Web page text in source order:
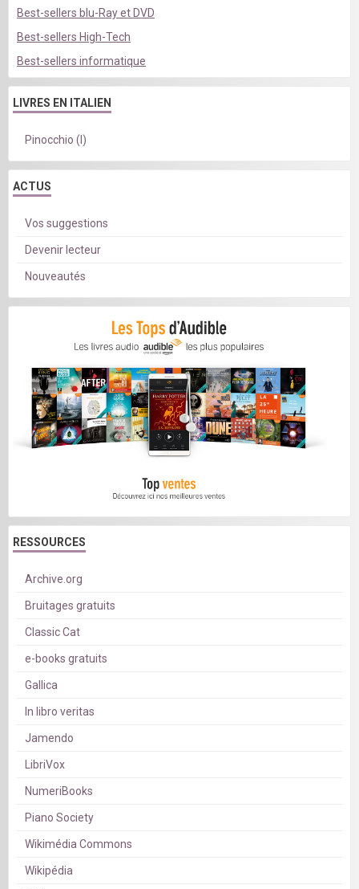
Best-sellers blu-Ray et DVD
Best-sellers High-Tech
Best-sellers informatique
LIVRES EN ITALIEN
Pinocchio (I)
ACTUS
Vos suggestions
Devenir lecteur
Nouveautés
RESSOURCES
Archive.org
Bruitages gratuits
Classic Cat
e-books gratuits
Gallica
In libro veritas
Jamendo
LibriVox
NumeriBooks
Piano Society
Wikimédia Commons
Wikipédia